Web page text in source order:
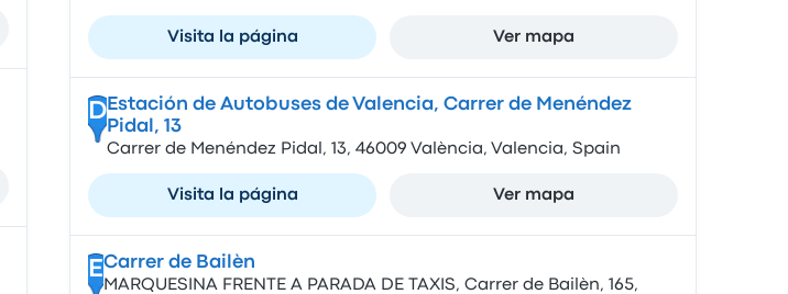
Visita la página Ver mapa
DEstación de Autobuses de Valencia, Carrer de Menéndez
Pidal, 13
Carrer de Menéndez Pidal, 13, 46009 València, Valencia, Spain
Visita la página Ver mapa
ECarrer de Bailèn
MARQUESINA FRENTE A PARADA DE TAXIS, Carrer de Bailèn, 165,